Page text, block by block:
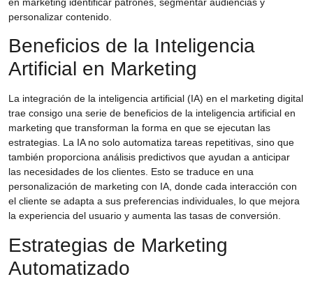
personalizar contenido.
Beneficios de la Inteligencia
Artificial en Marketing
La integración de la inteligencia artificial (IA) en el marketing digital
trae consigo una serie de beneficios de la inteligencia artificial en
marketing que transforman la forma en que se ejecutan las
estrategias. La IA no solo automatiza tareas repetitivas, sino que
también proporciona análisis predictivos que ayudan a anticipar
las necesidades de los clientes. Esto se traduce en una
personalización de marketing con IA , donde cada interacción con
el cliente se adapta a sus preferencias individuales, lo que mejora
la experiencia del usuario y aumenta las tasas de conversión.
Estrategias de Marketing
Automatizado